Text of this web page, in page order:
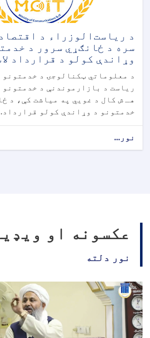
د ریاست‌الوزراء د
سره د ځانګړي سرور د
وړاندې کولو د قرارداد
د معلوماتي ټکنالوجۍ د خدمتونو
هـ ش کال د غویي په میاشت کې، د
خدمتونو د وړاندې کولو
نور...
عکسونه او
نور دلته